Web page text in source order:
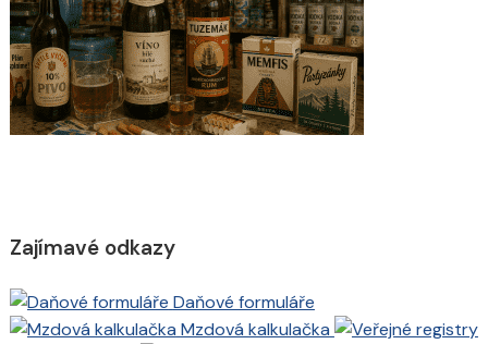
Zajímavé odkazy
Daňové formuláře
Mzdová kalkulačka